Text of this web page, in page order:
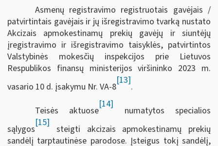
Asmenų registravimo registruotais gavėjais /
patvirtintais gavėjais ir jų išregistravimo tvarką nustato
Akcizais apmokestinamų prekių gavėjų ir siuntėjų
įregistravimo ir išregistravimo taisyklės, patvirtintos
Valstybinės mokesčių inspekcijos prie Lietuvos
Respublikos finansų ministerijos viršininko 2023 m.
vasario 10 d. įsakymu Nr. VA-8
[13]
.
Teisės aktuose
[14]
numatytos specialios
sąlygos
[15]
steigti akcizais apmokestinamų prekių
sandėlį tarptautinėse parodose. Įsteigus tokį sandėlį,